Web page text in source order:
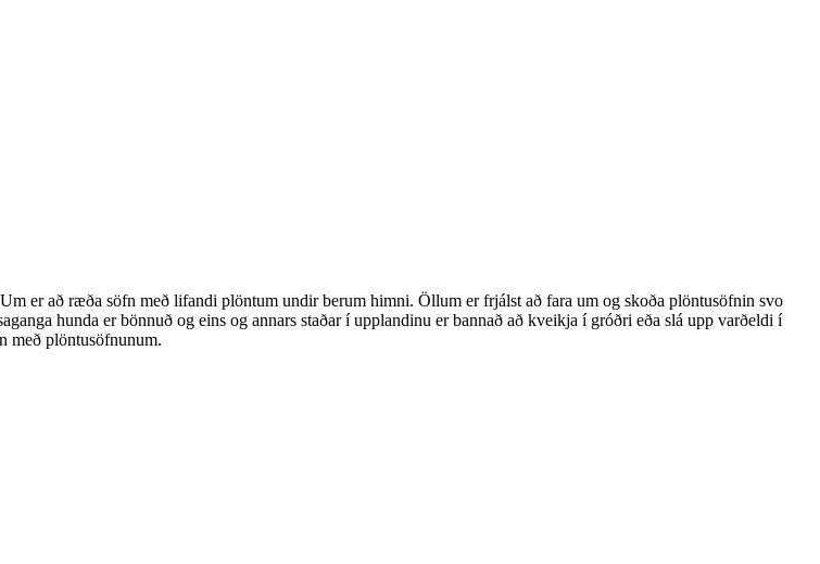
er að ræða söfn með lifandi plöntum undir berum himni. Öllum er frjálst að fara um og skoða plöntusöfnin svo
hunda er bönnuð og eins og annars staðar í upplandinu er bannað að kveikja í gróðri eða slá upp varðeldi í
með plöntusöfnunum.